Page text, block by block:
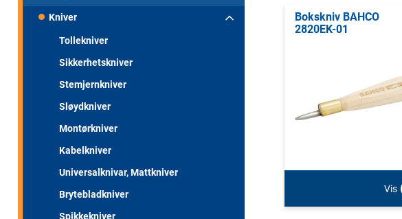
Kniver
Tollekniver
Sikkerhetskniver
Stemjernkniver
Sløydkniver
Montørkniver
Kabelkniver
Universalknivar, Mattkniver
Brytebladkniver
Spikkekniver
Bokskniv BAHCO
2820EK-01
Vis